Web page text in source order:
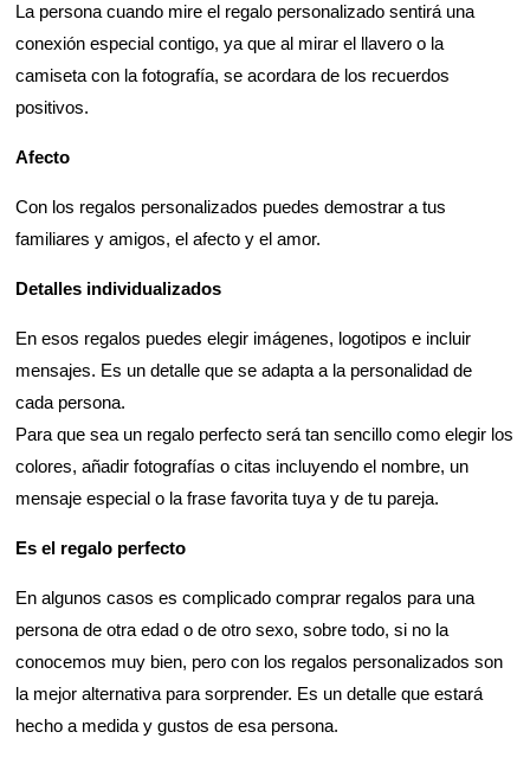
La persona cuando mire el regalo personalizado sentirá una
conexión especial contigo, ya que al mirar el llavero o la
camiseta con la fotografía, se acordara de los recuerdos
positivos.
Afecto
Con los regalos personalizados puedes demostrar a tus
familiares y amigos, el afecto y el amor.
Detalles individualizados
En esos regalos puedes elegir imágenes, logotipos e incluir
mensajes. Es un detalle que se adapta a la personalidad de
cada persona.
Para que sea un regalo perfecto será tan sencillo como elegir los
colores, añadir fotografías o citas incluyendo el nombre, un
mensaje especial o la frase favorita tuya y de tu pareja.
Es el regalo perfecto
En algunos casos es complicado comprar regalos para una
persona de otra edad o de otro sexo, sobre todo, si no la
conocemos muy bien, pero con los regalos personalizados son
la mejor alternativa para sorprender. Es un detalle que estará
hecho a medida y gustos de esa persona.